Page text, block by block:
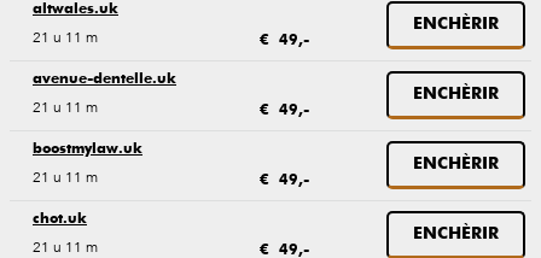
altwales.uk
21 u 11 m € 49,-
ENCHÈRIR
avenue-dentelle.uk
21 u 11 m € 49,-
ENCHÈRIR
boostmylaw.uk
21 u 11 m € 49,-
ENCHÈRIR
chot.uk
21 u 11 m € 49,-
ENCHÈRIR